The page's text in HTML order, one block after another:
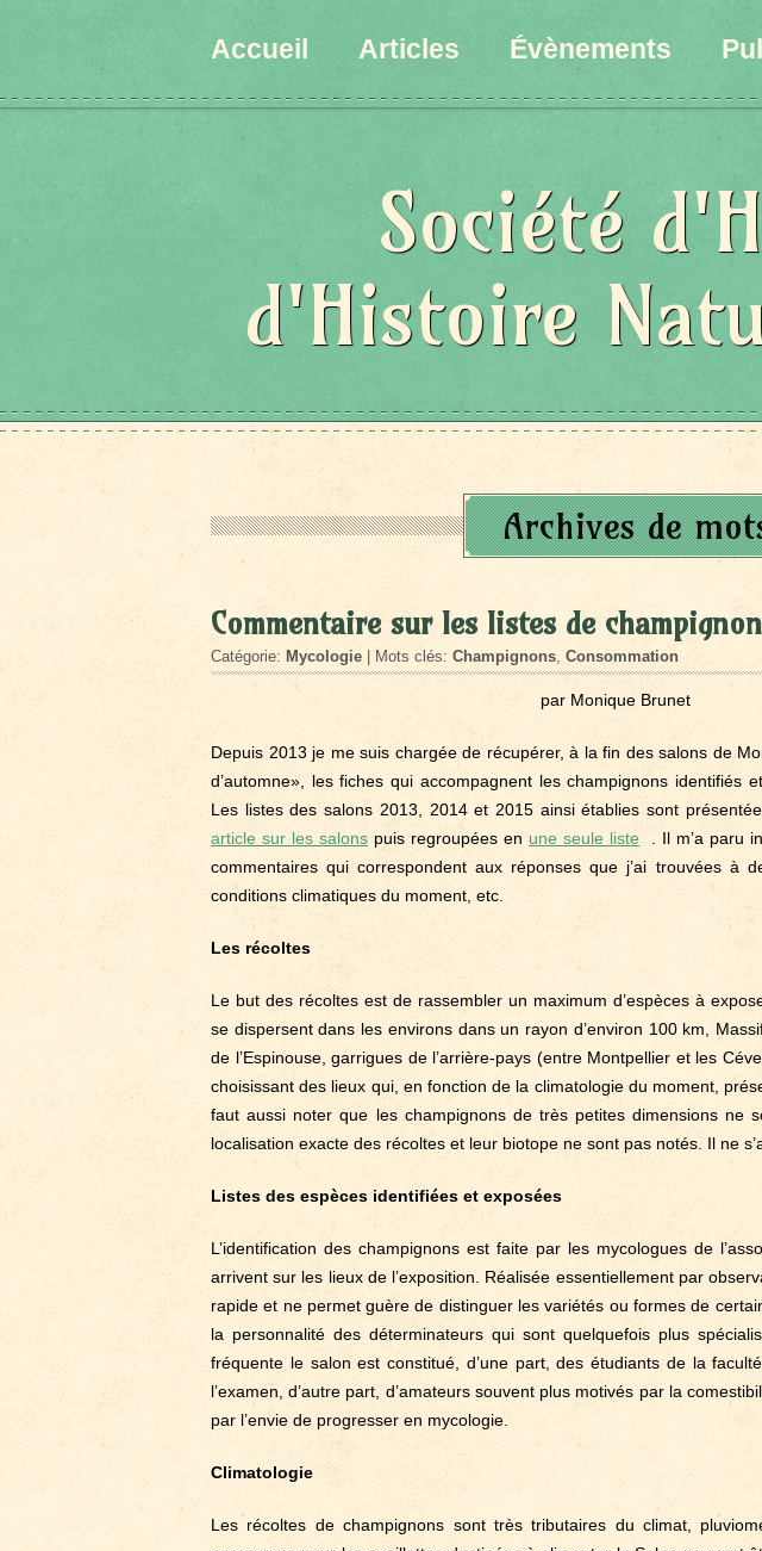
Accueil Articles Évènements
Société
d'Histoire
Archives de
Commentaire sur les listes de
Catégorie: Mycologie | Mots clés: Champignons, Consommation
par Monique Brunet
Depuis 2013 je me suis chargée de récupérer, à la fin des salons de
d’automne», les fiches qui accompagnent les champignons identifiés
Les listes des salons 2013, 2014 et 2015 ainsi établies sont
article sur les salons puis regroupées en une seule liste . Il m’a paru
commentaires qui correspondent aux réponses que j’ai trouvées à
conditions climatiques du moment, etc.
Les récoltes
Le but des récoltes est de rassembler un maximum d’espèces à
se dispersent dans les environs dans un rayon d’environ 100 km,
de l’Espinouse, garrigues de l’arrière-pays (entre Montpellier et les
choisissant des lieux qui, en fonction de la climatologie du moment,
faut aussi noter que les champignons de très petites dimensions ne
localisation exacte des récoltes et leur biotope ne sont pas notés. Il ne
Listes des espèces identifiées et exposées
L’identification des champignons est faite par les mycologues de
arrivent sur les lieux de l’exposition. Réalisée essentiellement par
rapide et ne permet guère de distinguer les variétés ou formes de
la personnalité des déterminateurs qui sont quelquefois plus
fréquente le salon est constitué, d’une part, des étudiants de la
l’examen, d’autre part, d’amateurs souvent plus motivés par la
par l’envie de progresser en mycologie.
Climatologie
Les récoltes de champignons sont très tributaires du climat,